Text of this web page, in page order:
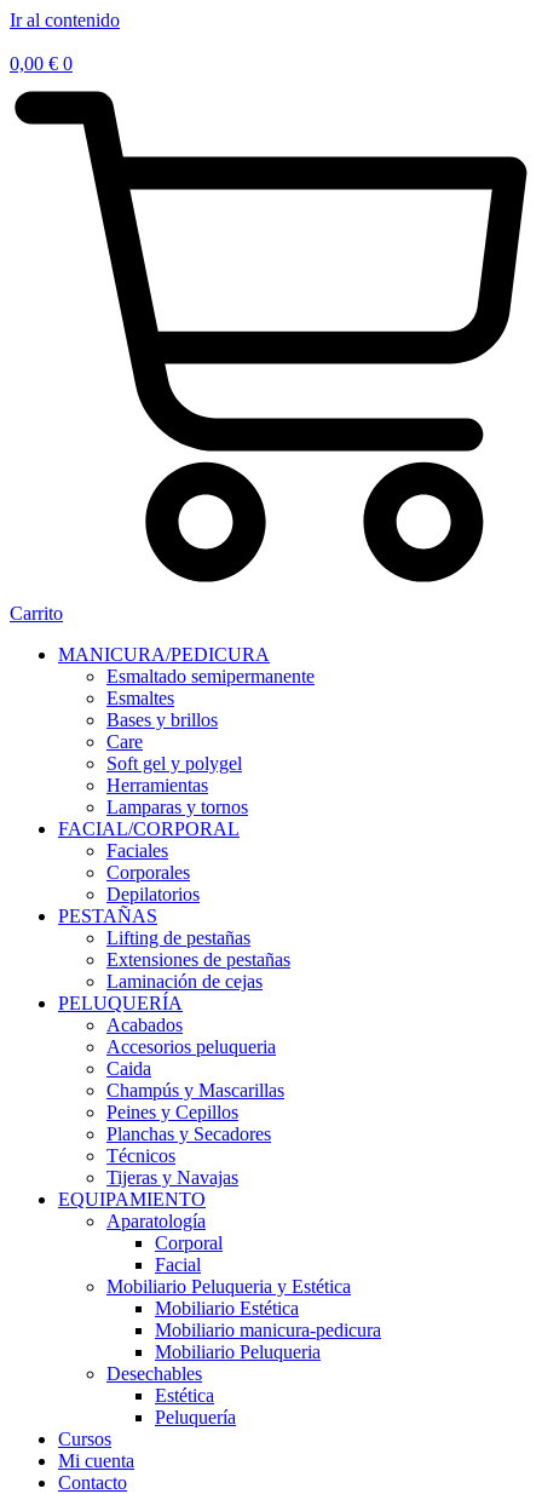
Ir al contenido
0,00 € 0
Carrito
MANICURA/PEDICURA
Esmaltado semipermanente
Esmaltes
Bases y brillos
Care
Soft gel y polygel
Herramientas
Lamparas y tornos
FACIAL/CORPORAL
Faciales
Corporales
Depilatorios
PESTAÑAS
Lifting de pestañas
Extensiones de pestañas
Laminación de cejas
PELUQUERÍA
Acabados
Accesorios peluqueria
Caida
Champús y Mascarillas
Peines y Cepillos
Planchas y Secadores
Técnicos
Tijeras y Navajas
EQUIPAMIENTO
Aparatología
Corporal
Facial
Mobiliario Peluqueria y Estética
Mobiliario Estética
Mobiliario manicura-pedicura
Mobiliario Peluqueria
Desechables
Estética
Peluquería
Cursos
Mi cuenta
Contacto